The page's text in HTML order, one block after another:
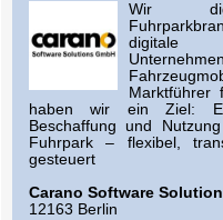
Wir
digitale
Marktführer
haben wir ein Ziel:
Beschaffung und
Fuhrpark – flexibel,
gesteuert
Carano Software
12163 Berlin